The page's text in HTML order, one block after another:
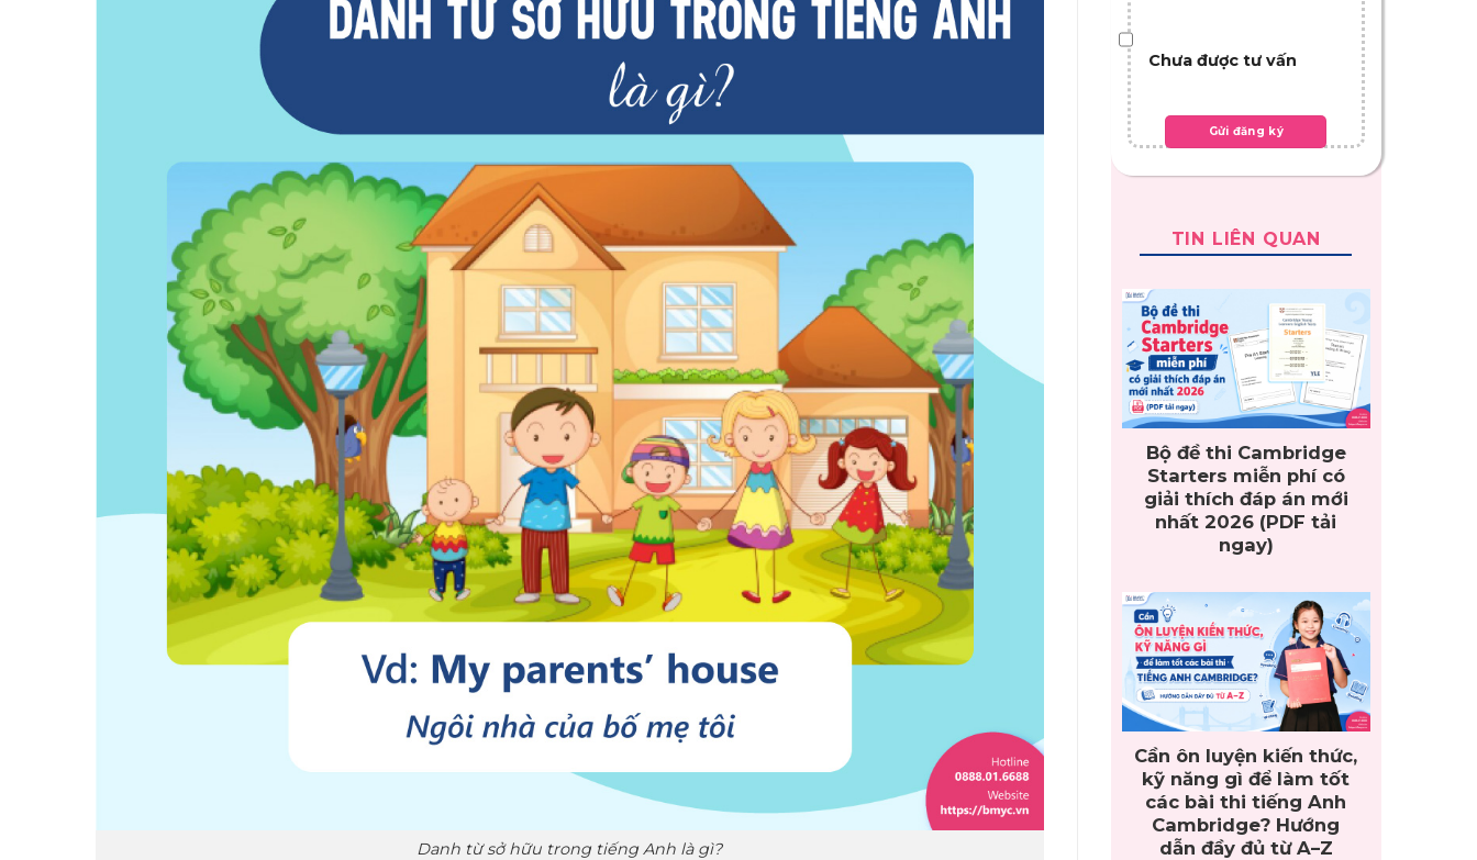
Danh từ sở hữu trong tiếng Anh là gì?
Chưa được tư vấn
TIN LIÊN QUAN
Bộ đề thi Cambridge
Starters miễn phí có
giải thích đáp án mới
nhất 2026 (PDF tải
ngay)
Cần ôn luyện kiến thức,
kỹ năng gì để làm tốt
các bài thi tiếng Anh
Cambridge? Hướng
dẫn đầy đủ từ A–Z